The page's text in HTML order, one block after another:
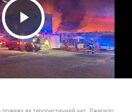
Play Video